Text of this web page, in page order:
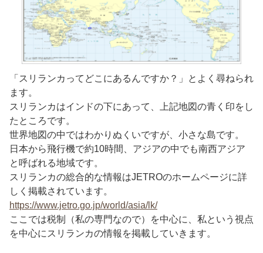
「スリランカってどこにあるんですか？」とよく尋ねられ
ます。
スリランカはインドの下にあって、上記地図の青く印をし
たところです。
世界地図の中ではわかりぬくいですが、小さな島です。
日本から飛行機で約10時間、アジアの中でも南西アジア
と呼ばれる地域です。
スリランカの総合的な情報はJETROのホームページに詳
しく掲載されています。
https://www.jetro.go.jp/world/asia/lk/
ここでは税制（私の専門なので）を中心に、私という視点
を中心にスリランカの情報を掲載していきます。